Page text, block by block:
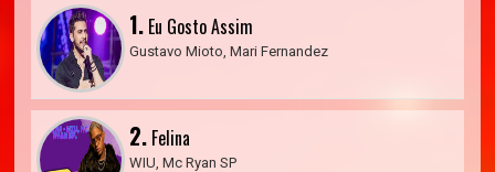
1. Eu Gosto Assim
Gustavo Mioto, Mari Fernandez
2. Felina
WIU, Mc Ryan SP